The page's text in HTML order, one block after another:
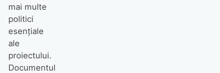
mai multe
politici
esențiale
ale
proiectului.
Documentul